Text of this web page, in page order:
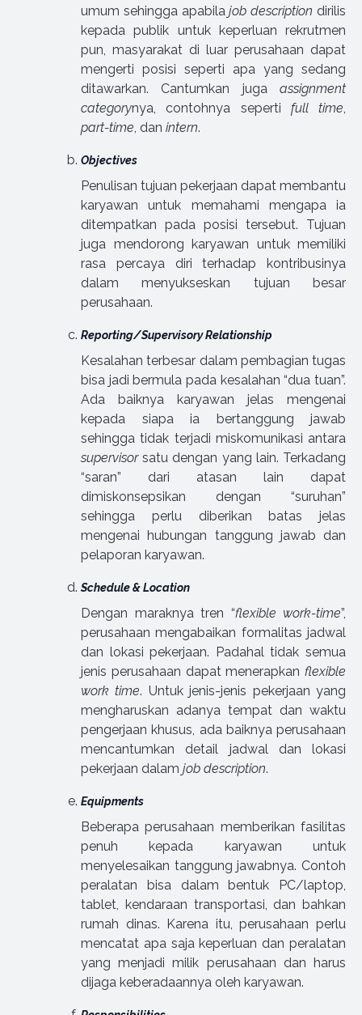
umum sehingga apabilajob description dirilis
kepada publik untuk keperluan rekrutmen
pun, masyarakat di luar perusahaan dapat
mengerti posisi seperti apa yang sedang
ditawarkan. Cantumkan juga assignment
categorynya, contohnya seperti full time
part-time , dan intern.
Objectives
Penulisan tujuan pekerjaan dapat membantu
karyawan untuk memahami mengapa ia
ditempatkan pada posisi tersebut. Tujuan
juga mendorong karyawan untuk memiliki
rasa percaya diri terhadap kontribusinya
dalam menyukseskan tujuan besar
perusahaan.
Reporting/Supervisory Relationship
Kesalahan terbesar dalam pembagian tugas
bisa jadi bermula pada kesalahan “dua tuan”.
Ada baiknya karyawan jelas mengenai
kepada siapa ia bertanggung jawab
sehingga tidak terjadi miskomunikasi antara
supervisorsatu dengan yang lain. Terkadang
“saran” dari atasan lain dapat
dimiskonsepsikan dengan “suruhan”
sehingga perlu diberikan batas jelas
mengenai hubungan tanggung jawab dan
pelaporan karyawan.
Schedule & Location
Dengan maraknya tren “flexible work-time”,
perusahaan mengabaikan formalitas jadwal
dan lokasi pekerjaan. Padahal tidak semua
jenis perusahaan dapat menerapkan flexible
work time. Untuk jenis-jenis pekerjaan yang
mengharuskan adanya tempat dan waktu
pengerjaan khusus, ada baiknya perusahaan
mencantumkan detail jadwal dan lokasi
pekerjaan dalam job description.
Equipments
Beberapa perusahaan memberikan fasilitas
penuh kepada karyawan untuk
menyelesaikan tanggung jawabnya. Contoh
peralatan bisa dalam bentuk PC/laptop,
tablet, kendaraan transportasi, dan bahkan
rumah dinas. Karena itu, perusahaan perlu
mencatat apa saja keperluan dan peralatan
yang menjadi milik perusahaan dan harus
dijaga keberadaannya oleh karyawan.